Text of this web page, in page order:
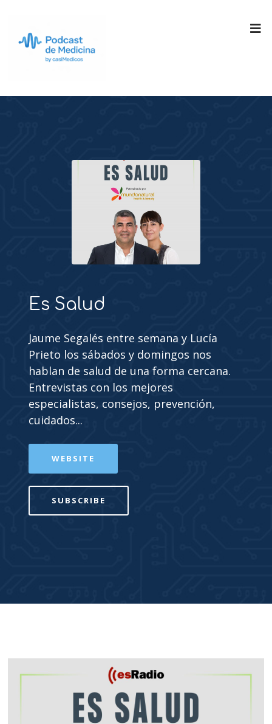
Es Salud
Jaume Segalés entre semana y Lucía
Prieto los sábados y domingos nos
hablan de salud de una forma cercana.
Entrevistas con los mejores
especialistas, consejos, prevención,
cuidados...
WEBSITE
SUBSCRIBE